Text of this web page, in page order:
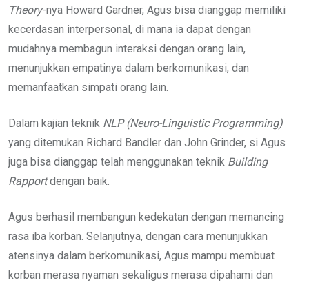
Theory-nya Howard Gardner, Agus bisa dianggap memiliki
kecerdasan interpersonal, di mana ia dapat dengan
mudahnya membagun interaksi dengan orang lain,
menunjukkan empatinya dalam berkomunikasi, dan
memanfaatkan simpati orang lain.
Dalam kajian teknik NLP (Neuro-Linguistic Programming)
yang ditemukan Richard Bandler dan John Grinder, si Agus
juga bisa dianggap telah menggunakan teknik Building
Rapportdengan baik.
Agus berhasil membangun kedekatan dengan memancing
rasa iba korban. Selanjutnya, dengan cara menunjukkan
atensinya dalam berkomunikasi, Agus mampu membuat
korban merasa nyaman sekaligus merasa dipahami dan